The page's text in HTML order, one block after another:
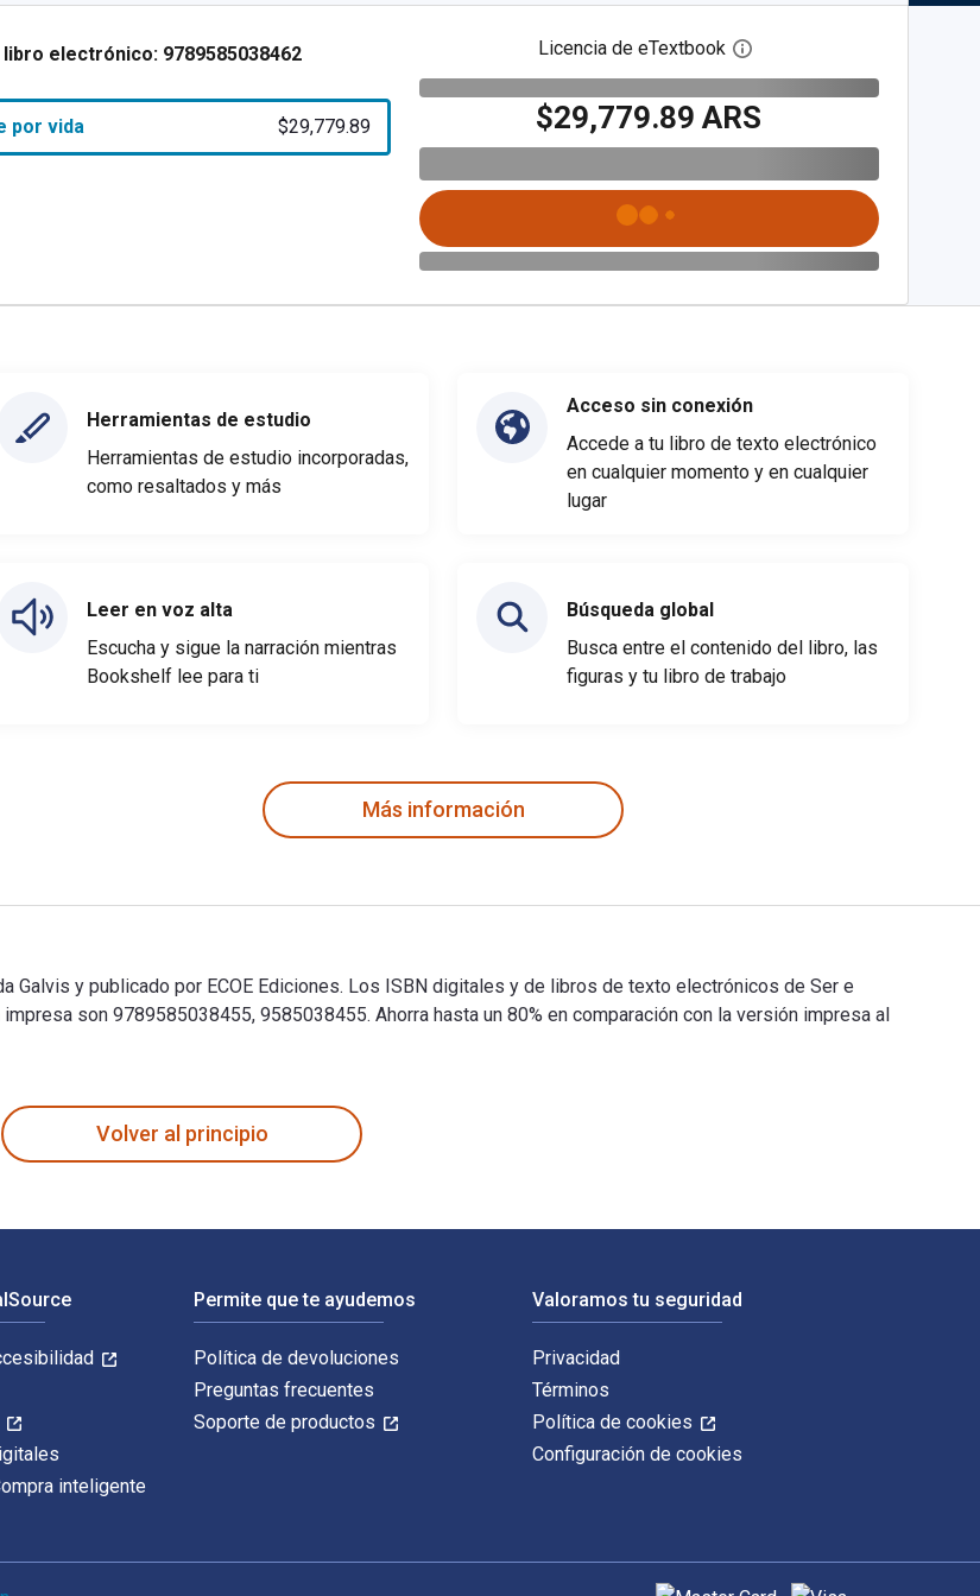
libro electrónico: 9789585038462
por vida $29,779.89
Licencia de eTextbook Abre el cuadro de diálogo
$29,779.89 ARS
Herramientas de estudio
Herramientas de estudio incorporadas,
como resaltados y más
Leer en voz alta
Escucha y sigue la narración mientras
Bookshelf lee para ti
Acceso sin conexión
Accede a tu libro de texto electrónico
en cualquier momento y en cualquier
lugar
Búsqueda global
Busca entre el contenido del libro, las
figuras y tu libro de trabajo
Más información
Galvis y publicado por ECOE Ediciones. Los ISBN digitales y de libros de texto electrónicos de Ser e
son 9789585038455, 9585038455. Ahorra hasta un 80% en comparación con la versión impresa al
Volver al principio
inteligente
Permite que te ayudemos
Política de devoluciones
Preguntas frecuentes
Soporte de productos
Valoramos tu seguridad
Privacidad
Términos
Política de cookies
Configuración de cookies